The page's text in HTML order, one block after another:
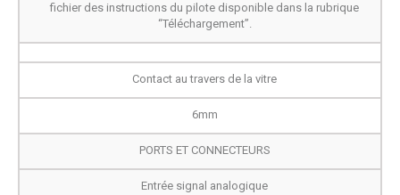
fichier des instructions du pilote disponible dans la rubrique
“Téléchargement”.
Contact au travers de la vitre
6mm
PORTS ET CONNECTEURS
Entrée signal analogique